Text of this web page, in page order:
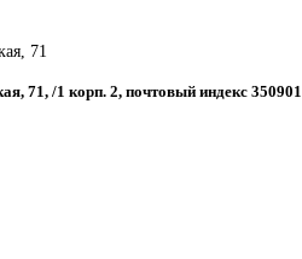
71
71, /1 корп. 2, почтовый индекс 350901